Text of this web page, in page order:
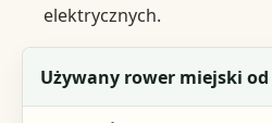
elektrycznych.
Sytuacja
Używany rower miejski